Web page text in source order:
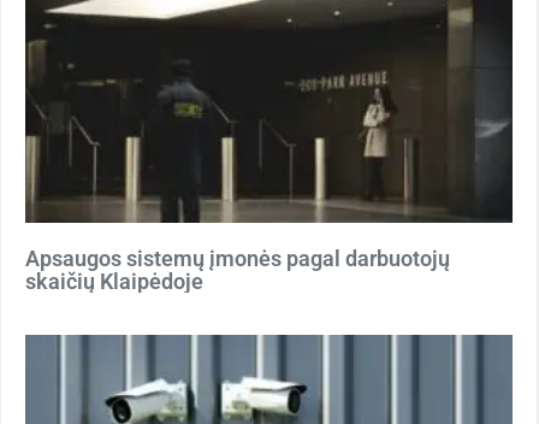
Apsaugos sistemų įmonės pagal darbuotojų
skaičių Klaipėdoje